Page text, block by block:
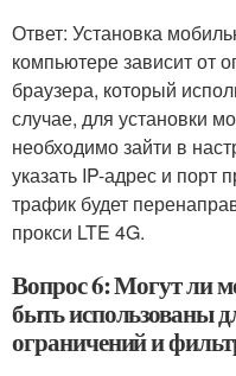
Ответ: Установка
компьютере зависит от
браузера, который
случае, для установки
необходимо зайти в
указать IP-адрес и порт
трафик будет
прокси LTE 4G.
Вопрос 6: Могут ли
быть использованы
ограничений и